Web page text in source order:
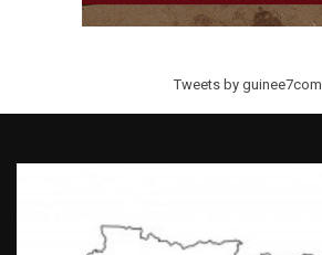
Tweets by guinee7com